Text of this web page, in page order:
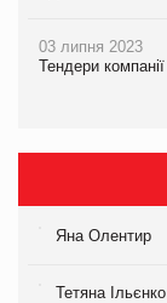
03 липня 2023
Тендери компанії
Яна Олентир
Тетяна Ільєнко